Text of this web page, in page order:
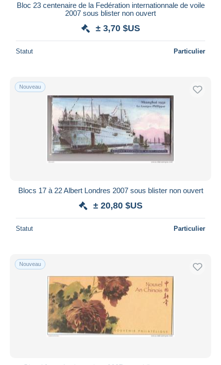
Bloc 23 centenaire de la Fedération internationnale de voile
2007 sous blister non ouvert
± 3,70 $US
Statut Particulier
Nouveau
Blocs 17 à 22 Albert Londres 2007 sous blister non ouvert
± 20,80 $US
Statut Particulier
Nouveau